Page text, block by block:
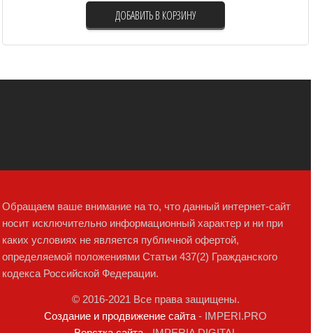
ДОБАВИТЬ В КОРЗИНУ
Обращаем ваше внимание на то, что данный интернет-сайт
носит исключительно информационный характер и ни при
каких условиях не является публичной офертой,
определяемой положениями Статьи 437(2) Гражданского
кодекса Российской Федерации.
© 2016-2021 Все права защищены.
Создание и продвижение сайта - IMPERI.PRO